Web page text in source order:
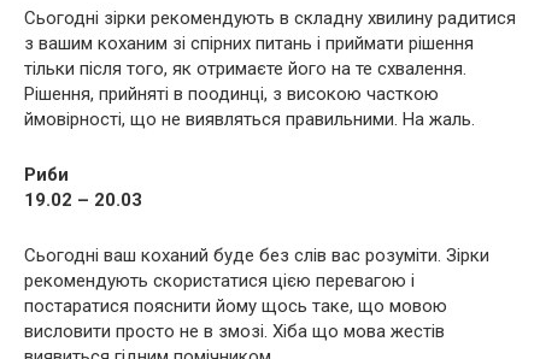
Сьогодні зірки рекомендують в складну хвилину радитися
з вашим коханим зі спірних питань і приймати рішення
тільки після того, як отримаєте його на те схвалення.
Рішення, прийняті в поодинці, з високою часткою
ймовірності, що не виявляться правильними. На жаль.
Риби
19.02 – 20.03
Сьогодні ваш коханий буде без слів вас розуміти. Зірки
рекомендують скористатися цією перевагою і
постаратися пояснити йому щось таке, що мовою
висловити просто не в змозі. Хіба що мова жестів